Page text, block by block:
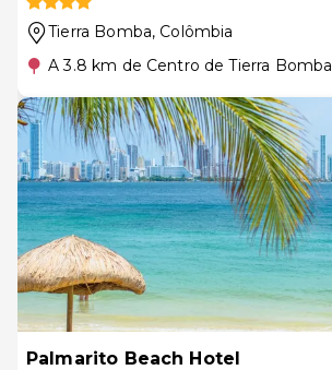
Tierra Bomba, Colômbia
A 3.8 km de Centro de Tierra Bomba
Palmarito Beach Hotel